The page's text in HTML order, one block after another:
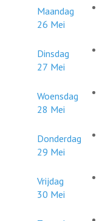
Maandag
26 Mei
Dinsdag
27 Mei
Woensdag
28 Mei
Donderdag
29 Mei
Vrijdag
30 Mei